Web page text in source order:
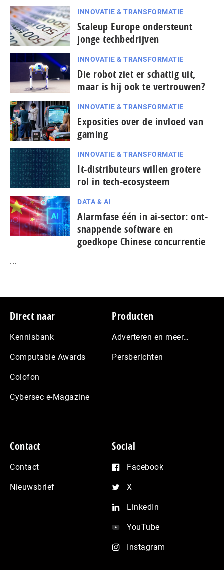
INNOVATIE & TRANSFORMATIE
Scaleup Europe ondersteunt
jonge techbedrijven
INNOVATIE & TRANSFORMATIE
Die robot ziet er schattig uit,
maar is hij ook te vertrouwen?
INNOVATIE & TRANSFORMATIE
Exposities over de invloed van
gaming
INNOVATIE & TRANSFORMATIE
It-dis­tri­bu­teurs willen grotere
rol in tech-ecosysteem
DATA & AI
Alarmfase één in ai-sector: ont­
snap­pen­de software en
goedkope Chinese con­cur­ren­tie
...
Footer
Direct naar
Kennisbank
Computable Awards
Colofon
Cybersec e-Magazine
Producten
Adverteren en meer…
Persberichten
Contact
Contact
Nieuwsbrief
Social
Facebook
X
LinkedIn
YouTube
Instagram